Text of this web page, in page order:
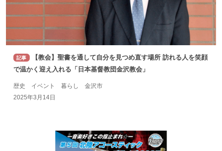
記事
【教会】聖書を通して自分を見つめ直す場所 訪れる人を笑顔
で温かく迎え入れる「日本基督教団金沢教会」
歴史 イベント 暮らし 金沢市
2025年3月14日